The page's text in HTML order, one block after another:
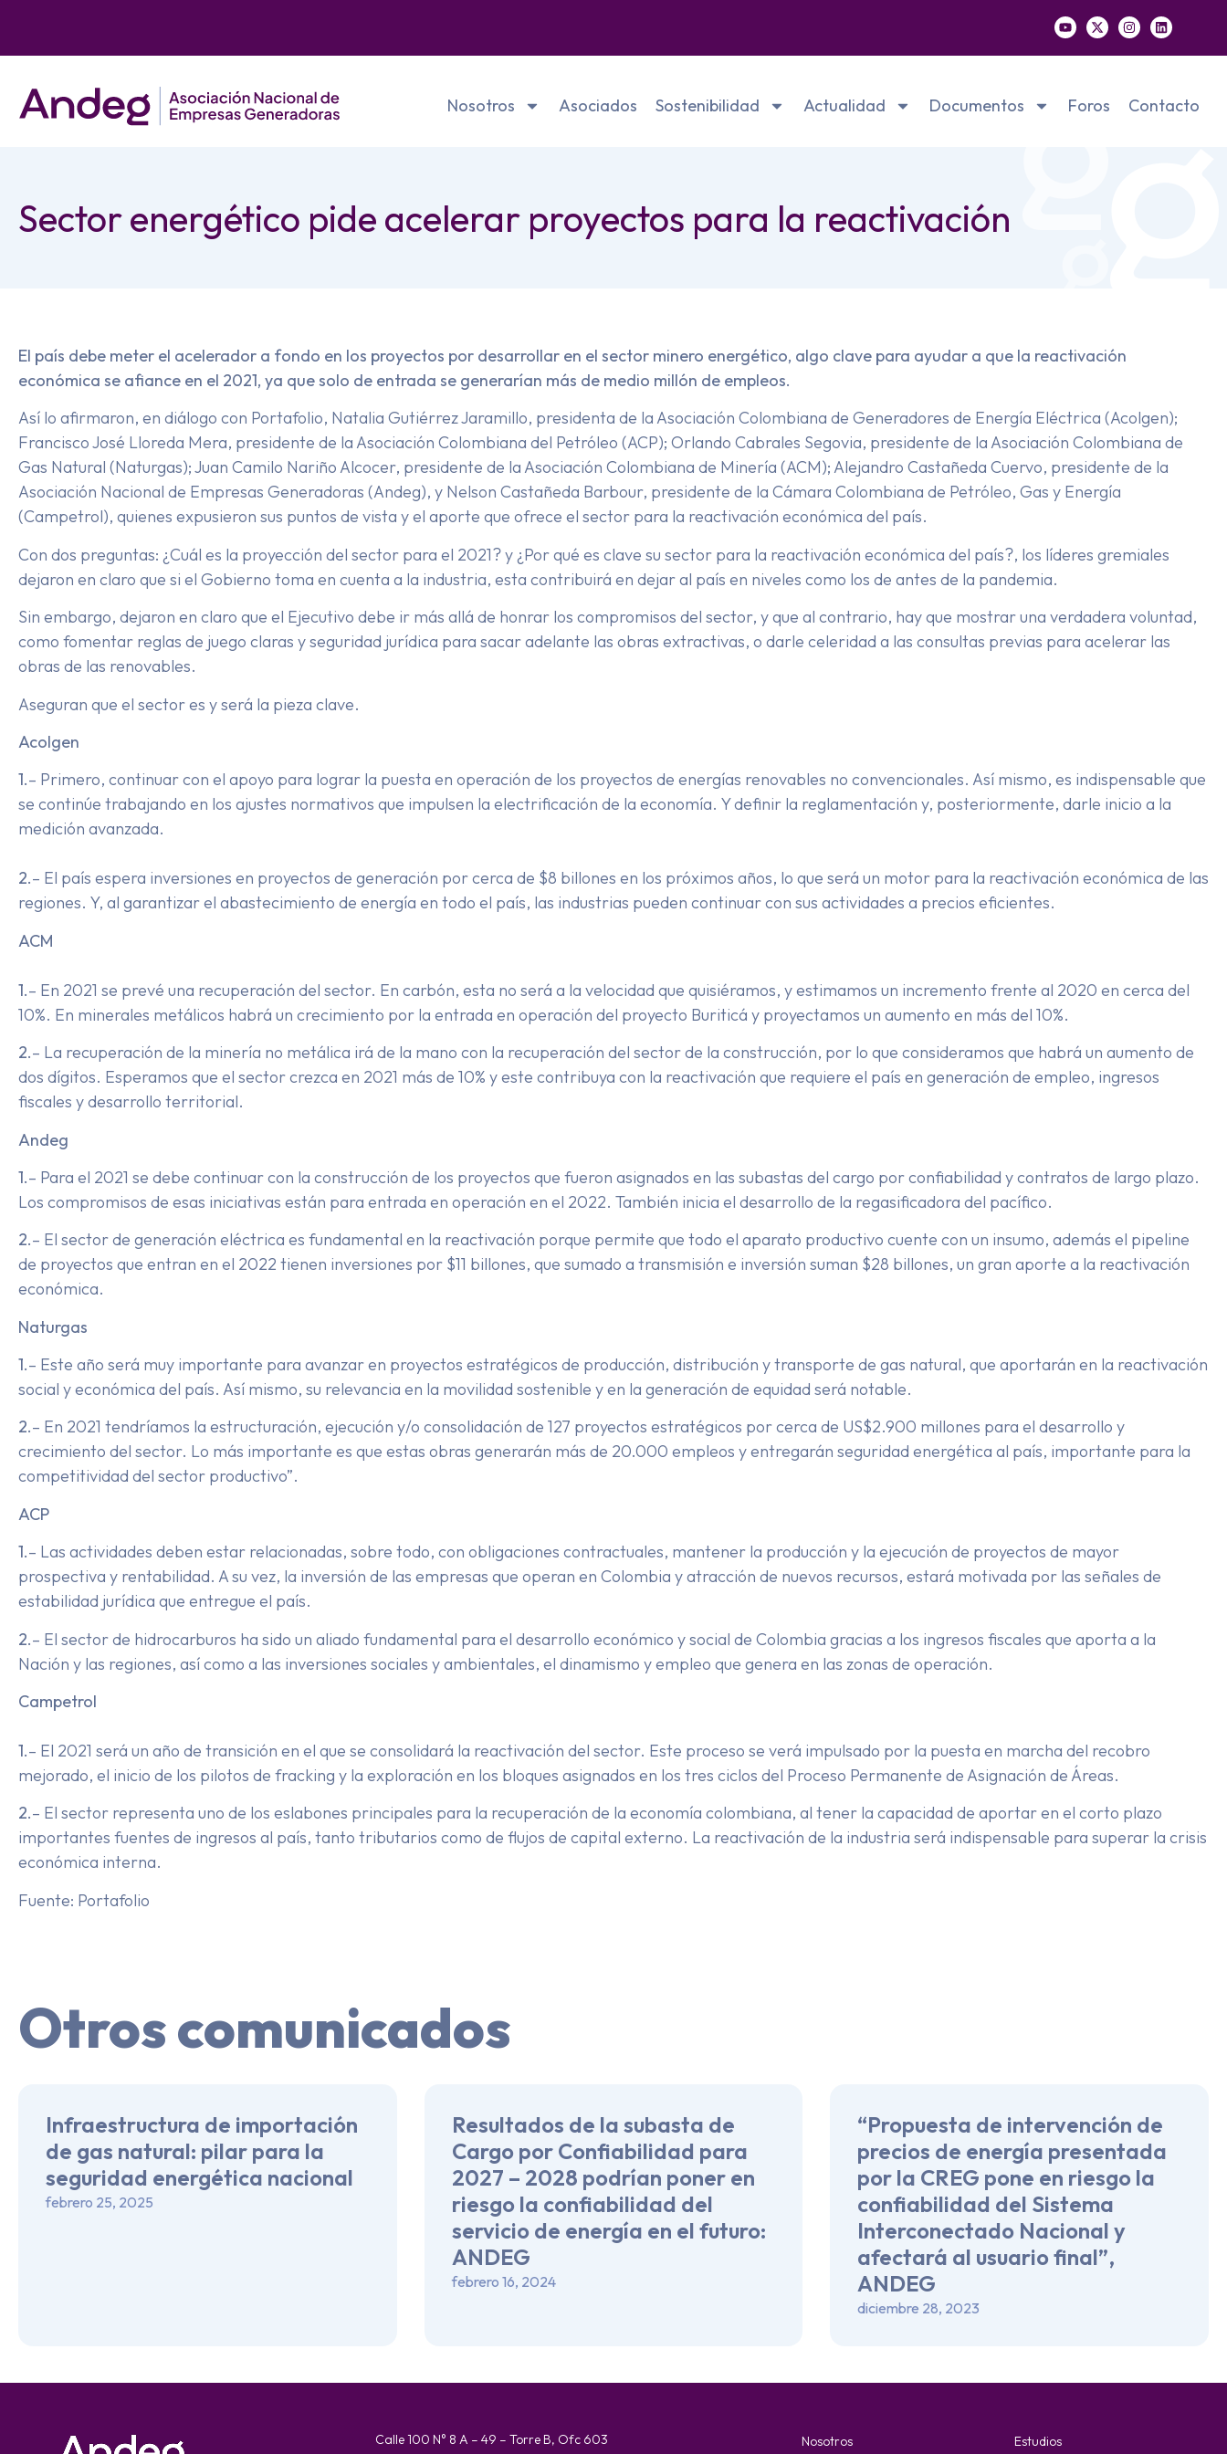
Nosotros Asociados Sostenibilidad Actualidad Documentos Foros Contacto
Sector energético pide acelerar proyectos para la reactivación
El país debe meter el acelerador a fondo en los proyectos por desarrollar en el sector minero energético, algo clave para ayudar a que la reactivación
económica se afiance en el 2021, ya que solo de entrada se generarían más de medio millón de empleos.
Así lo afirmaron, en diálogo con Portafolio, Natalia Gutiérrez Jaramillo, presidenta de la Asociación Colombiana de Generadores de Energía Eléctrica (Acolgen);
Francisco José Lloreda Mera, presidente de la Asociación Colombiana del Petróleo (ACP); Orlando Cabrales Segovia, presidente de la Asociación Colombiana de
Gas Natural (Naturgas); Juan Camilo Nariño Alcocer, presidente de la Asociación Colombiana de Minería (ACM); Alejandro Castañeda Cuervo, presidente de la
Asociación Nacional de Empresas Generadoras (Andeg), y Nelson Castañeda Barbour, presidente de la Cámara Colombiana de Petróleo, Gas y Energía
(Campetrol), quienes expusieron sus puntos de vista y el aporte que ofrece el sector para la reactivación económica del país.
Con dos preguntas: ¿Cuál es la proyección del sector para el 2021? y ¿Por qué es clave su sector para la reactivación económica del país?, los líderes gremiales
dejaron en claro que si el Gobierno toma en cuenta a la industria, esta contribuirá en dejar al país en niveles como los de antes de la pandemia.
Sin embargo, dejaron en claro que el Ejecutivo debe ir más allá de honrar los compromisos del sector, y que al contrario, hay que mostrar una verdadera voluntad,
como fomentar reglas de juego claras y seguridad jurídica para sacar adelante las obras extractivas, o darle celeridad a las consultas previas para acelerar las
obras de las renovables.
Aseguran que el sector es y será la pieza clave.
Acolgen
1.– Primero, continuar con el apoyo para lograr la puesta en operación de los proyectos de energías renovables no convencionales. Así mismo, es indispensable que
se continúe trabajando en los ajustes normativos que impulsen la electrificación de la economía. Y definir la reglamentación y, posteriormente, darle inicio a la
medición avanzada.
2.– El país espera inversiones en proyectos de generación por cerca de $8 billones en los próximos años, lo que será un motor para la reactivación económica de las
regiones. Y, al garantizar el abastecimiento de energía en todo el país, las industrias pueden continuar con sus actividades a precios eficientes.
ACM
1.– En 2021 se prevé una recuperación del sector. En carbón, esta no será a la velocidad que quisiéramos, y estimamos un incremento frente al 2020 en cerca del
10%. En minerales metálicos habrá un crecimiento por la entrada en operación del proyecto Buriticá y proyectamos un aumento en más del 10%.
2.– La recuperación de la minería no metálica irá de la mano con la recuperación del sector de la construcción, por lo que consideramos que habrá un aumento de
dos dígitos. Esperamos que el sector crezca en 2021 más de 10% y este contribuya con la reactivación que requiere el país en generación de empleo, ingresos
fiscales y desarrollo territorial.
Andeg
1.– Para el 2021 se debe continuar con la construcción de los proyectos que fueron asignados en las subastas del cargo por confiabilidad y contratos de largo plazo.
Los compromisos de esas iniciativas están para entrada en operación en el 2022. También inicia el desarrollo de la regasificadora del pacífico.
2.– El sector de generación eléctrica es fundamental en la reactivación porque permite que todo el aparato productivo cuente con un insumo, además el pipeline
de proyectos que entran en el 2022 tienen inversiones por $11 billones, que sumado a transmisión e inversión suman $28 billones, un gran aporte a la reactivación
económica.
Naturgas
1.– Este año será muy importante para avanzar en proyectos estratégicos de producción, distribución y transporte de gas natural, que aportarán en la reactivación
social y económica del país. Así mismo, su relevancia en la movilidad sostenible y en la generación de equidad será notable.
2.– En 2021 tendríamos la estructuración, ejecución y/o consolidación de 127 proyectos estratégicos por cerca de US$2.900 millones para el desarrollo y
crecimiento del sector. Lo más importante es que estas obras generarán más de 20.000 empleos y entregarán seguridad energética al país, importante para la
competitividad del sector productivo”.
ACP
1.– Las actividades deben estar relacionadas, sobre todo, con obligaciones contractuales, mantener la producción y la ejecución de proyectos de mayor
prospectiva y rentabilidad. A su vez, la inversión de las empresas que operan en Colombia y atracción de nuevos recursos, estará motivada por las señales de
estabilidad jurídica que entregue el país.
2.– El sector de hidrocarburos ha sido un aliado fundamental para el desarrollo económico y social de Colombia gracias a los ingresos fiscales que aporta a la
Nación y las regiones, así como a las inversiones sociales y ambientales, el dinamismo y empleo que genera en las zonas de operación.
Campetrol
1.– El 2021 será un año de transición en el que se consolidará la reactivación del sector. Este proceso se verá impulsado por la puesta en marcha del recobro
mejorado, el inicio de los pilotos de fracking y la exploración en los bloques asignados en los tres ciclos del Proceso Permanente de Asignación de Áreas.
2.– El sector representa uno de los eslabones principales para la recuperación de la economía colombiana, al tener la capacidad de aportar en el corto plazo
importantes fuentes de ingresos al país, tanto tributarios como de flujos de capital externo. La reactivación de la industria será indispensable para superar la crisis
económica interna.
Fuente: Portafolio
Otros comunicados
Infraestructura de importación
de gas natural: pilar para la
seguridad energética nacional
febrero 25, 2025
Resultados de la subasta de
Cargo por Confiabilidad para
2027 – 2028 podrían poner en
riesgo la confiabilidad del
servicio de energía en el futuro:
ANDEG
febrero 16, 2024
“Propuesta de intervención de
precios de energía presentada
por la CREG pone en riesgo la
confiabilidad del Sistema
Interconectado Nacional y
afectará al usuario final”,
ANDEG
diciembre 28, 2023
Calle 100 N° 8 A – 49 – Torre B, Ofc 603
Nosotros Estudios